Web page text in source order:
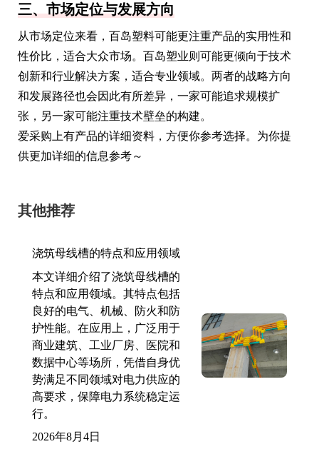
三、市场定位与发展方向
从市场定位来看，百岛塑料可能更注重产品的实用性和
性价比，适合大众市场。百岛塑业则可能更倾向于技术
创新和行业解决方案，适合专业领域。两者的战略方向
和发展路径也会因此有所差异，一家可能追求规模扩
张，另一家可能注重技术壁垒的构建。
爱采购上有产品的详细资料，方便你参考选择。为你提
供更加详细的信息参考～
其他推荐
浇筑母线槽的特点和应用领域
本文详细介绍了浇筑母线槽的
特点和应用领域。其特点包括
良好的电气、机械、防火和防
护性能。在应用上，广泛用于
商业建筑、工业厂房、医院和
数据中心等场所，凭借自身优
势满足不同领域对电力供应的
高要求，保障电力系统稳定运
行。
2026年8月4日